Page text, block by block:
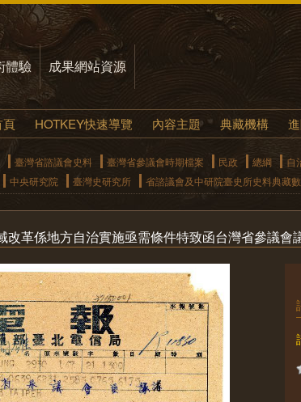
體驗 成果網站資源
HOTKEY快速導覽 內容主題 典藏機構
臺灣省諮議會史料 臺灣省參議會時期檔案 民政 總綱 自
中央研究院
臺灣史研究所 省諮議會及中研院臺史所史料典藏
革係地方自治實施亟需條件特致函台灣省參議會